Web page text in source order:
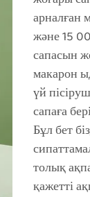
арналған
және 15
сапасын
макарон
үй
сапаға
Бұл бет
толық
қажетті